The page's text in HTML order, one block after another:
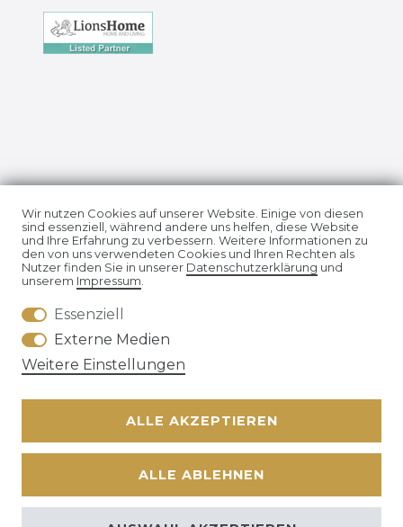
Impressum Daten­schutz­erklärung
AGB
© Copyright 2026 | Alle Rechte vorbehalten. | * Alle Preise
Wir nutzen Cookies auf unserer Website. Einige von diesen
sind essenziell, während andere uns helfen, diese Website
und Ihre Erfahrung zu verbessern. Weitere Informationen zu
den von uns verwendeten Cookies und Ihren Rechten als
Nutzer finden Sie in unserer Daten­schutz­erklärung und
unserem Impressum.
Essenziell
Externe Medien
Weitere Einstellungen
ALLE AKZEPTIEREN
ALLE ABLEHNEN